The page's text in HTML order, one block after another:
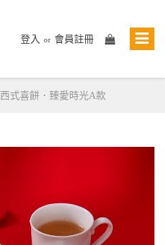
登入 or 會員註冊
西式喜餅．臻愛時光A款